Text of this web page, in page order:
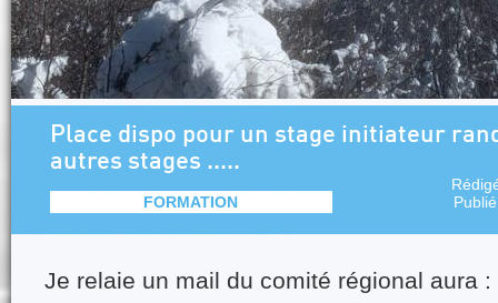
Place dispo pour un stage initiateur
autres stages .....
FORMATION
Je relaie un mail du comité régional aura :